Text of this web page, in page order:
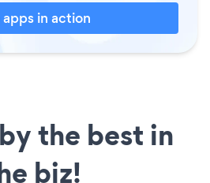
apps in action
the best in
biz!